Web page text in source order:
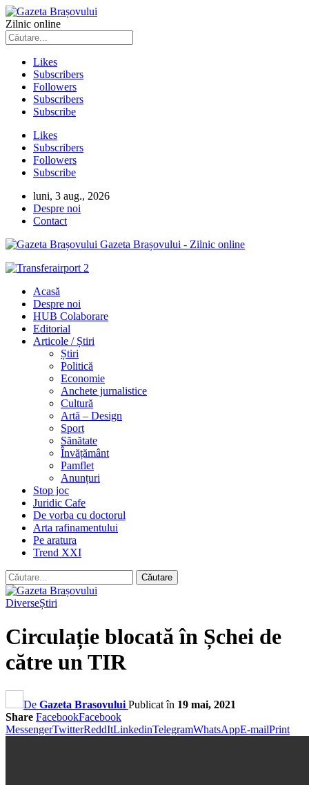
Zilnic online
Likes
Subscribers
Followers
Subscribers
Subscribe
Likes
Subscribers
Followers
Subscribe
luni, 3 aug., 2026
Despre noi
Contact
Gazeta Brașovului - Zilnic online
Acasă
Despre noi
HUB Colaborare
Editorial
Articole / Știri
Știri
Politică
Economie
Anchete jurnalistice
Cultură
Artă – Design
Sport
Sănătate
Învățământ
Pamflet
Anunțuri
Stop joc
Juridic Cafe
De vorba cu doctorul
Arta rafinamentului
Pe aratura
Trend XXI
DiverseȘtiri
Circulație blocată în Șchei de
către un TIR
De Gazeta Brasovului Publicat în 19 mai, 2021
Share FacebookFacebook
MessengerTwitterReddItLinkedinTelegramWhatsAppE-mailPrint